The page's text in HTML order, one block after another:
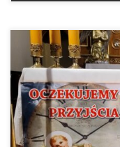
W Adwencie Roraty,
w dni powszednie od
Dwadzieścia minut
Bardzo gorąco
dzieci, dla których